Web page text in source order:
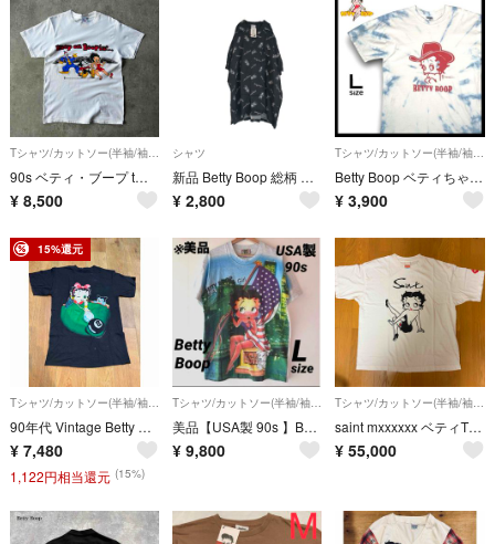
90s ベティ・ブープ tシャツ USA製 Keep on Boopin'
¥ 8,500
シャツ
新品 Betty Boop 総柄 半袖シャツ ブラック
¥ 2,800
Betty Boop ベティちゃん Tシャツ USA 古着 タイダイブリーチ Lサイズ
¥ 3,900
15%還元
Tシャツ/カットソー(半袖/袖なし)
90年代 Vintage Betty Boop ビリヤードプリント 半袖Tシャツ
¥ 7,480
1,122円相当還元 (15%)
Tシャツ/カットソー(半袖/袖なし)
美品【USA製 90s 】Betty Boop Tシャツ ベティブープ 星条旗
¥ 9,800
Tシャツ/カットソー(半袖/袖なし)
saint mxxxxxx ベティTシャツ SANA着用
¥ 55,000